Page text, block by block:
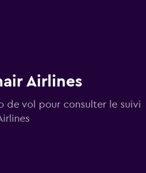
Airlines
de vol pour consulter le suivi